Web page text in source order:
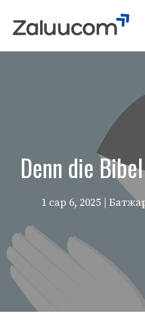
Denn die
1 сар 6, 2025 |